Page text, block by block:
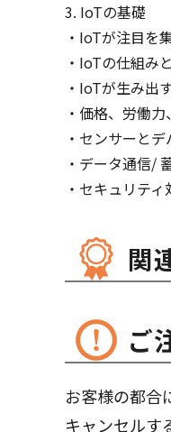
IoTの基礎
IoTが注目を
IoTの仕組み
IoTが生み出
価格、労働
センサーとデ
データ通信/
セキュリテ
関
ご
お客様の都合
キャンセルす